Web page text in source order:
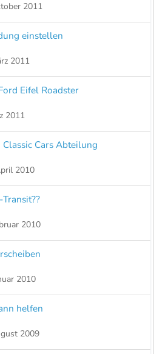
2011
einstellen
2011
Eifel Roadster
2011
Cars Abteilung
2010
2010
2010
helfen
2009